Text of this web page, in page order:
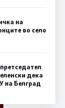
на
во село
дека
на Белград